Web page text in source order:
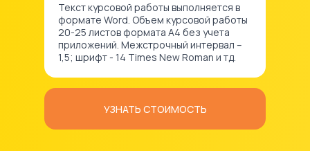
Текст курсовой работы выполняется в
формате Word. Объем курсовой работы
20-25 листов формата А4 без учета
приложений. Межстрочный интервал –
1,5; шрифт - 14 Times New Roman и тд.
УЗНАТЬ СТОИМОСТЬ